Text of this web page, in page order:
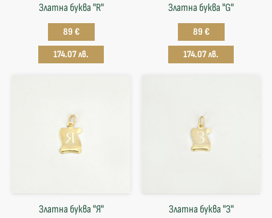
Златна буква "R"
89 €
174.07 лв.
Златна буква "G"
89 €
174.07 лв.
Златна буква "Я" Златна буква "З"